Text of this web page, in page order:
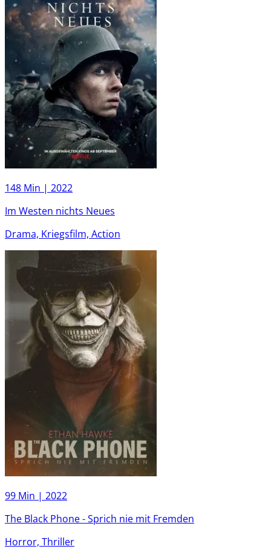
148 Min | 2022
Im Westen nichts Neues
Drama, Kriegsfilm, Action
99 Min | 2022
The Black Phone - Sprich nie mit Fremden
Horror, Thriller